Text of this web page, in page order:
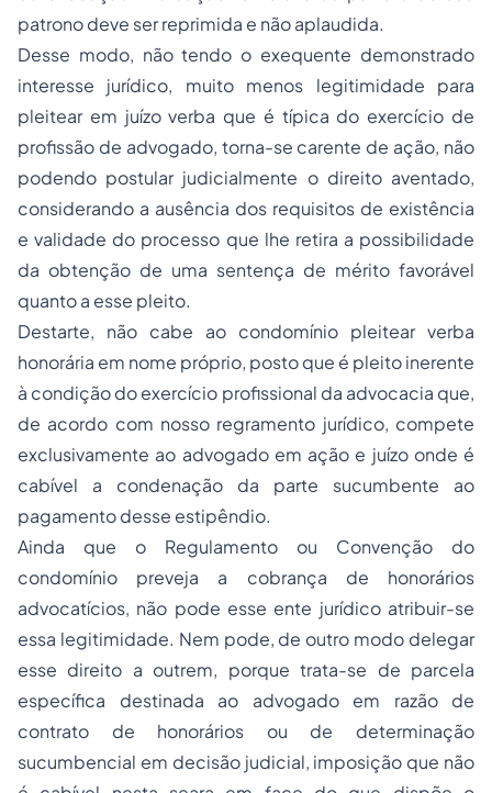
patrono deve ser reprimida e não aplaudida.
Desse modo, não tendo o exequente demonstrado
interesse jurídico, muito menos legitimidade para
pleitear em juízo verba que é típica do exercício de
profissão de advogado, torna-se carente de ação, não
podendo postular judicialmente o direito aventado,
considerando a ausência dos requisitos de existência
e validade do processo que lhe retira a possibilidade
da obtenção de uma sentença de mérito favorável
quanto a esse pleito.
Destarte, não cabe ao condomínio pleitear verba
honorária em nome próprio, posto que é pleito inerente
à condição do exercício profissional da advocacia que,
de acordo com nosso regramento jurídico, compete
exclusivamente ao advogado em ação e juízo onde é
cabível a condenação da parte sucumbente ao
pagamento desse estipêndio.
Ainda que o Regulamento ou Convenção do
condomínio preveja a cobrança de honorários
advocatícios, não pode esse ente jurídico atribuir-se
essa legitimidade. Nem pode, de outro modo delegar
esse direito a outrem, porque trata-se de parcela
específica destinada ao advogado em razão de
contrato de honorários ou de determinação
sucumbencial em decisão judicial, imposição que não